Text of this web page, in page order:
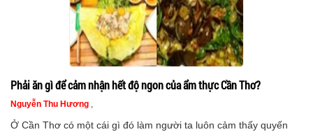
Phải ăn gì để cảm nhận hết độ ngon của ẩm thực Cần Thơ?
Nguyễn Thu Hương ,
Ở Cần Thơ có một cái gì đó làm người ta luôn cảm thấy quyến